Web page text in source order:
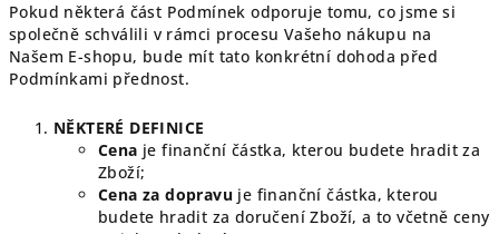
Pokud některá část Podmínek odporuje tomu, co jsme si
společně schválili v rámci procesu Vašeho nákupu na
Našem E-shopu, bude mít tato konkrétní dohoda před
Podmínkami přednost.
NĚKTERÉ DEFINICE
Cena je finanční částka, kterou budete hradit za
Zboží;
Cena za dopravu je finanční částka, kterou
budete hradit za doručení Zboží, a to včetně ceny